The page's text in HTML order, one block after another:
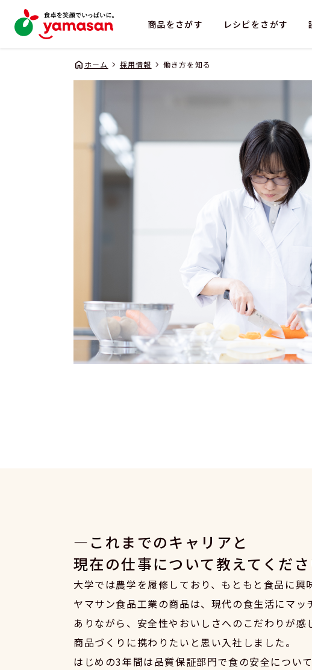
商品をさがす レシピをさがす
企業情報
ホーム 採用情報 働き方を知る
これまでのキャリアと
現在の仕事について教えてくださ
大学では農学を履修しており、もともと食品に興
ヤマサン食品工業の商品は、現代の食生活にマッ
ありながら、安全性やおいしさへのこだわりが感
商品づくりに携わりたいと思い入社しました。
はじめの3年間は品質保証部門で食の安全につい